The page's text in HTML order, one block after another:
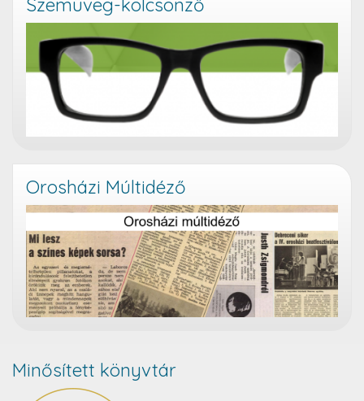
Szemüveg-kölcsönző
Orosházi Múltidéző
Minősített könyvtár